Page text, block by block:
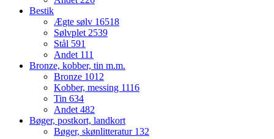
Bestik
Ægte sølv 16518
Sølvplet 2539
Stål 591
Andet 111
Bronze, kobber, tin m.m.
Bronze 1012
Kobber, messing 1116
Tin 634
Andet 482
Bøger, postkort, landkort
Bøger, skønlitteratur 132